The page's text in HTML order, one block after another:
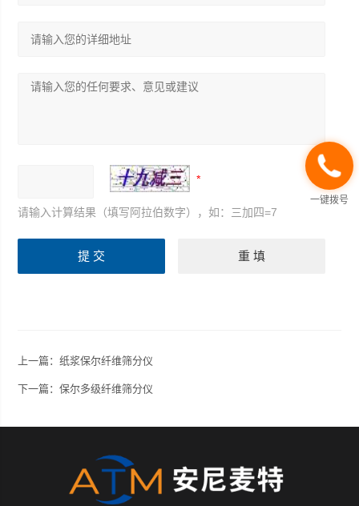
请输入计算结果（填写阿拉伯数字），如：三加四=7
上一篇：纸浆保尔纤维筛分仪
下一篇：保尔多级纤维筛分仪
一键拨号